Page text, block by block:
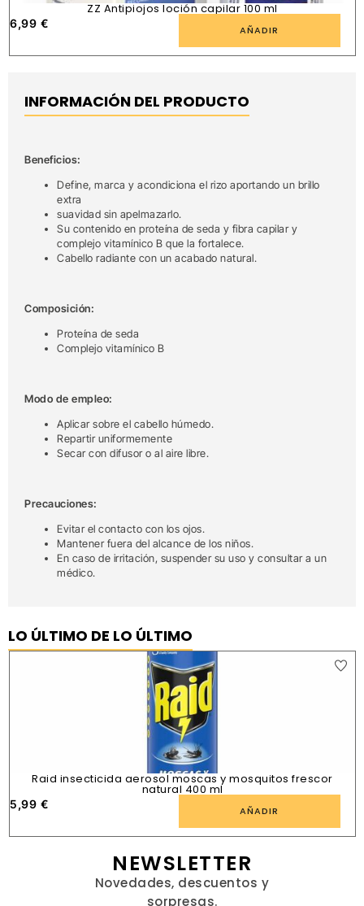
ZZ Antipiojos loción capilar 100 ml
6,99 € AÑADIR
INFORMACIÓN DEL PRODUCTO
Beneficios:
Define, marca y acondiciona el rizo aportando un brillo
extra
suavidad sin apelmazarlo.
Su contenido en proteína de seda y fibra capilar y
complejo vitamínico B que la fortalece.
Cabello radiante con un acabado natural.
Composición:
Proteína de seda
Complejo vitamínico B
Modo de empleo:
Aplicar sobre el cabello húmedo.
Repartir uniformemente
Secar con difusor o al aire libre.
Precauciones:
Evitar el contacto con los ojos.
Mantener fuera del alcance de los niños.
En caso de irritación, suspender su uso y consultar a un
médico.
LO ÚLTIMO DE LO ÚLTIMO
Raid insecticida aerosol moscas y mosquitos frescor
natural 400 ml
5,99 € AÑADIR
NEWSLETTER
Novedades, descuentos y
sorpresas.